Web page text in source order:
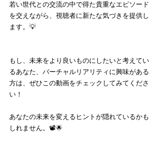
若い世代との交流の中で得た貴重なエピソード
を交えながら、視聴者に新たな気づきを提供し
ます。💡
もし、未来をより良いものにしたいと考えてい
るあなた、バーチャルリアリティに興味がある
方は、ぜひこの動画をチェックしてみてくださ
い！
あなたの未来を変えるヒントが隠れているかも
しれません。📽️🌟